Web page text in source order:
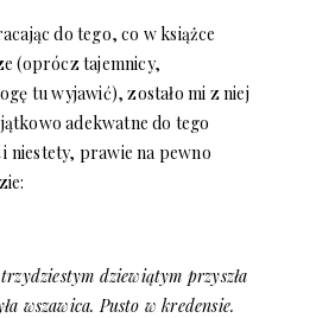
do tego, co w książce
(oprócz tajemnicy,
tu wyjawić), zostało mi z niej
adekwatne do tego
i niestety, prawie na pewno
dziewiątym przyszła
wszawica. Pusto w kredensie.